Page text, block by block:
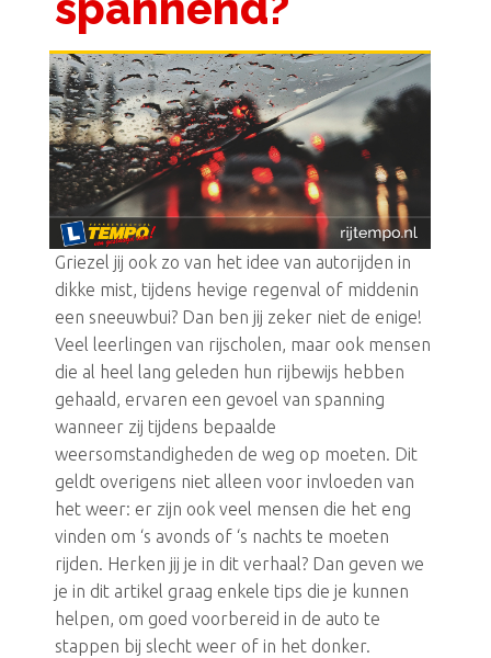
Griezel jij ook zo van het idee van autorijden in
dikke mist, tijdens hevige regenval of middenin
een sneeuwbui? Dan ben jij zeker niet de enige!
Veel leerlingen van rijscholen, maar ook mensen
die al heel lang geleden hun rijbewijs hebben
gehaald, ervaren een gevoel van spanning
wanneer zij tijdens bepaalde
weersomstandigheden de weg op moeten. Dit
geldt overigens niet alleen voor invloeden van
het weer: er zijn ook veel mensen die het eng
vinden om ‘s avonds of ‘s nachts te moeten
rijden. Herken jij je in dit verhaal? Dan geven we
je in dit artikel graag enkele tips die je kunnen
helpen, om goed voorbereid in de auto te
stappen bij slecht weer of in het donker.